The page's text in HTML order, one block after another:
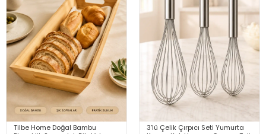
Tilbe Home Doğal Bambu
3’lü Çelik Çırpıcı Seti Yumurta